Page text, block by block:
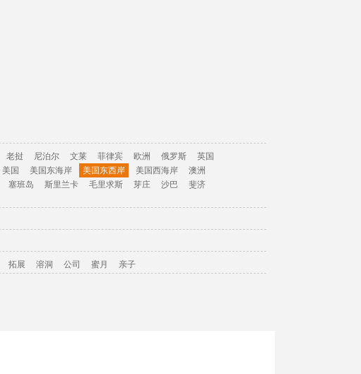
老挝 尼泊尔 文莱 菲律宾 欧洲 俄罗斯
英国
美国 美国东海岸 美国东西岸 美国西海岸
澳洲
塞班岛 斯里兰卡 毛里求斯 芽庄 沙巴
斐济
拓展 溶洞 公司 蜜月 亲子